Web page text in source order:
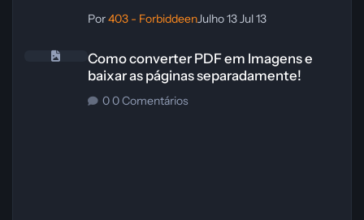
Por403 - ForbiddeenJulho 13Jul 13
Como converter PDF em Imagens e
baixar as páginas separadamente!
0 Comentários